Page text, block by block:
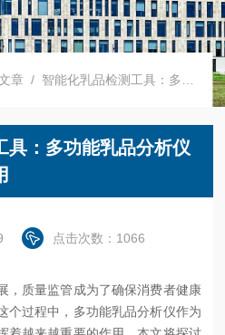
章 / 智能化乳品检测工具：多功能乳品分析仪在质量监管中的作用
具：多功能乳品分析仪
点击次数：1066
质量监管成为了确保消费者健康
个过程中，多功能乳品分析仪作为